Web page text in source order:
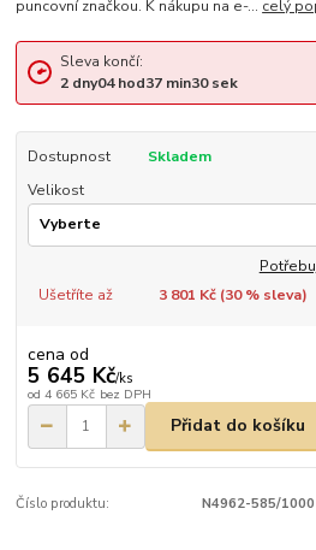
puncovní značkou. K nákupu na e-... celý
Sleva končí:
2 dny04hod37min29sek
Dostupnost
Skladem
Velikost
Ušetříte až
3 801 Kč (30% sleva)
cena od
5 645 Kč/ks
od 4 665 Kč bez DPH
Přidat do košíku
Číslo produktu: N4962-585/1000